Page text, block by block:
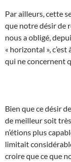
Par ailleurs, cette
que notre désir de
nous a obligé,
« horizontal »,
qui ne concernent
Bien que ce désir
de meilleur soit
n’étions plus
limitait
croire que ce que